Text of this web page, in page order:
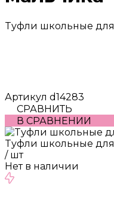
Tуфли школьные
Артикул d14283
СРАВНИТЬ
В СРАВНЕНИИ
Tуфли школьные
/ шт
Нет в наличии